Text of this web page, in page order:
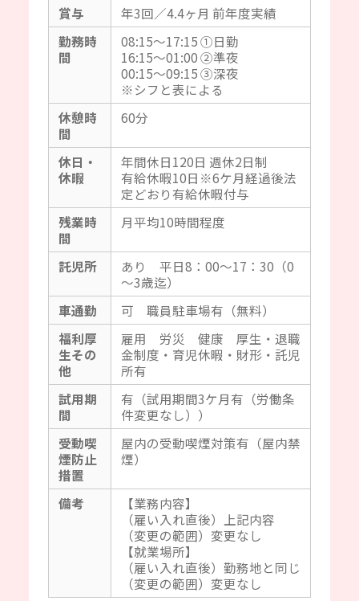
賞与
年3回／4.4ヶ月 前年度実績
勤務時
間
08:15～17:15 ①日勤
16:15～01:00 ②準夜
00:15～09:15 ③深夜
※シフと表による
休憩時
間
60分
休日・
休暇
年間休日120日 週休2日制
有給休暇10日※6ケ月経過後法
定どおり有給休暇付与
残業時
間
月平均10時間程度
託児所
あり 平日8：00～17：30（0
～3歳迄）
車通勤
可 職員駐車場有（無料）
福利厚
生その
他
雇用 労災 健康 厚生・退職
金制度・育児休暇・財形・託児
所有
試用期
間
有（試用期間3ケ月有（労働条
件変更なし））
受動喫
煙防止
措置
屋内の受動喫煙対策有（屋内禁
煙）
備考
【業務内容】
（雇い入れ直後）上記内容
（変更の範囲）変更なし
【就業場所】
（雇い入れ直後）勤務地と同じ
（変更の範囲）変更なし